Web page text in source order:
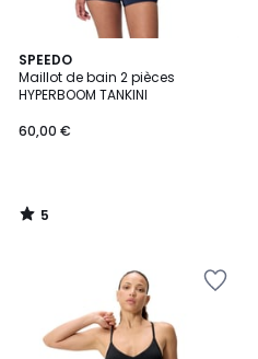
SPEEDO
Maillot de bain 2 pièces
HYPERBOOM TANKINI
60,00 €
5
/
5
5
/